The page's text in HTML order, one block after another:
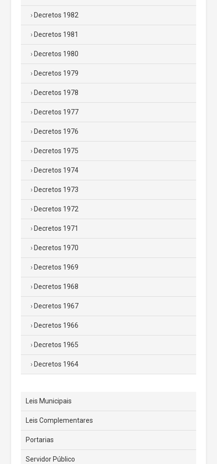
Decretos 1982
Decretos 1981
Decretos 1980
Decretos 1979
Decretos 1978
Decretos 1977
Decretos 1976
Decretos 1975
Decretos 1974
Decretos 1973
Decretos 1972
Decretos 1971
Decretos 1970
Decretos 1969
Decretos 1968
Decretos 1967
Decretos 1966
Decretos 1965
Decretos 1964
Leis Municipais
Leis Complementares
Portarias
Servidor Público